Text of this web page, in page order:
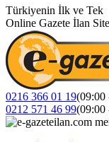
Türkiyenin İlk ve Tek
Online Gazete İlan
0216 366 01 19(09:00
0212 571 46 99(09:00